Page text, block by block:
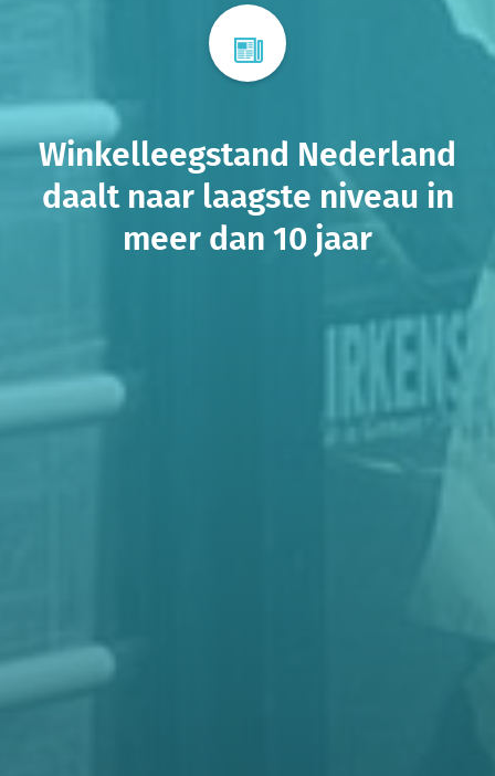
Winkelleegstand Nederland
daalt naar laagste niveau in
meer dan 10 jaar